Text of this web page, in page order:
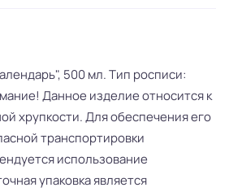
500 мл. Тип росписи:
Данное изделие относится к
хрупкости. Для обеспечения его
транспортировки
использование
упаковка является